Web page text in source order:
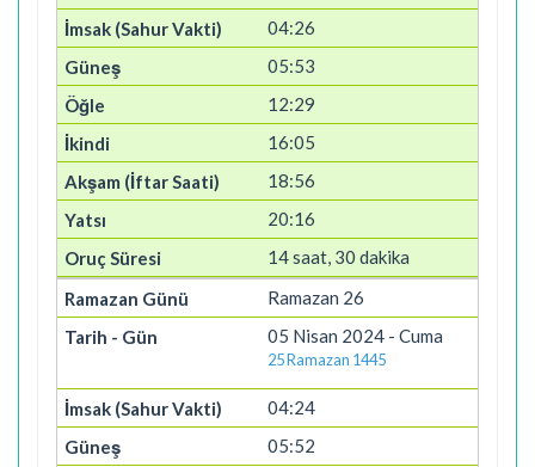
04:26
05:53
12:29
16:05
18:56
20:16
14 saat, 30 dakika
Ramazan 26
05 Nisan 2024 - Cuma
25 Ramazan 1445
04:24
05:52